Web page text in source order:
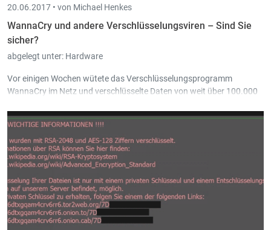
20.06.2017 • von Michael Henkes
WannaCry und andere Verschlüsselungsviren – Sind Sie
sicher?
abgelegt unter: Hardware
Vor einigen Wochen wütete das Verschlüsselungsprogramm
WannaCry im Netz und verschlüsselte Daten von weit über 100.000
Die Erfinder von WannaCry haben den Windows-Exploit "EternalBlue"
ausgenutzt, den Microsoft im Sicherheitsupdate MS17-010 vom 14.
März diesen Jahres behoben hat.